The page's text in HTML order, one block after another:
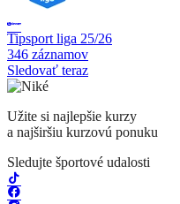
Tipsport liga 25/26
346 záznamov
Sledovať teraz
Užite si najlepšie kurzy
a najširšiu kurzovú ponuku
Sledujte športové udalosti